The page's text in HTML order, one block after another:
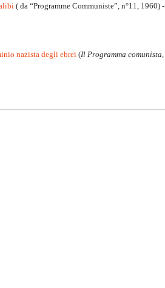
( da “Programme Communiste”, n°11, 1960) -
nazista degli ebrei (Il Programma comunista